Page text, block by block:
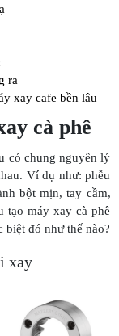
ra
xay cafe bền lâu
cà phê
có chung nguyên lý
Ví dụ như: phễu
bột mịn, tay cầm,
máy xay cà phê
biệt đó như thế nào?
xay